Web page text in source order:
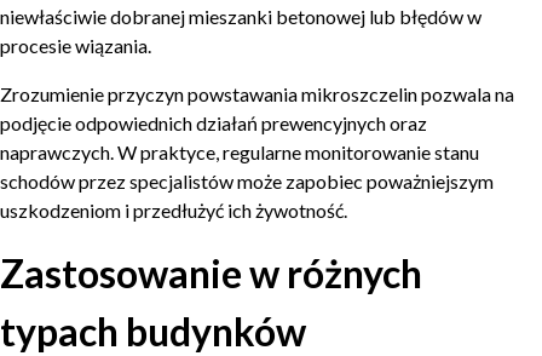
niewłaściwie dobranej mieszanki betonowej lub błędów w
procesie wiązania.
Zrozumienie przyczyn powstawania mikroszczelin pozwala na
podjęcie odpowiednich działań prewencyjnych oraz
naprawczych. W praktyce, regularne monitorowanie stanu
schodów przez specjalistów może zapobiec poważniejszym
uszkodzeniom i przedłużyć ich żywotność.
Zastosowanie w różnych
typach budynków